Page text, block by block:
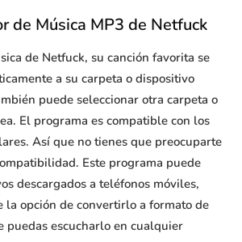
de Música MP3 de Netfuck
de Netfuck, su canción favorita se
a su carpeta o dispositivo
puede seleccionar otra carpeta o
El programa es compatible con los
Así que no tienes que preocuparte
Este programa puede
descargados a teléfonos móviles,
la opción de convertirlo a formato de
puedas escucharlo en cualquier